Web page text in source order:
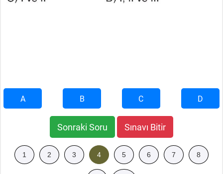
A B C D
Sonraki Soru Sınavı Bitir
1 2 3 4 5 6 7 8